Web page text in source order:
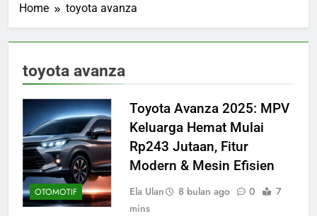
Home toyota avanza
toyota avanza
OTOMOTIF
Toyota Avanza 2025: MPV
Keluarga Hemat Mulai
Rp243 Jutaan, Fitur
Modern & Mesin Efisien
Ela Ulan 8 bulan ago 0
7
mins